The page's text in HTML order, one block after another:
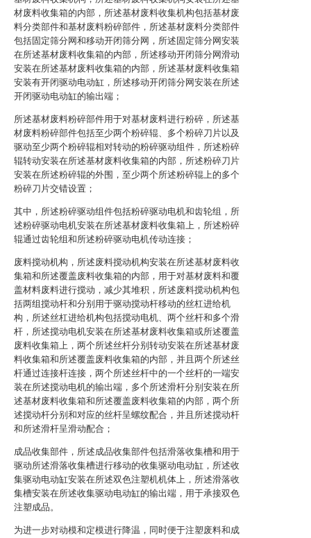
材废料收集箱的内部，所述基材废料收集机构包括基材废
料分类部件和基材废料粉碎部件，所述基材废料分类部件
包括固定筛分网和移动开闭筛分网，所述固定筛分网安装
在所述基材废料收集箱的内部，所述移动开闭筛分网滑动
安装在所述基材废料收集箱的内部，所述基材废料收集箱
安装有开闭驱动电动缸，所述移动开闭筛分网安装在所述
开闭驱动电动缸的输出端；
所述基材废料粉碎部件用于对基材废料进行粉碎，所述基
材废料粉碎部件包括至少两个粉碎辊、多个粉碎刀片以及
驱动至少两个粉碎辊相对转动的粉碎驱动组件，所述粉碎
辊转动安装在所述基材废料收集箱的内部，所述粉碎刀片
安装在所述粉碎辊的外围，至少两个所述粉碎辊上的多个
粉碎刀片交错设置；
其中，所述粉碎驱动组件包括粉碎驱动电机和齿轮组，所
述粉碎驱动电机安装在所述基材废料收集箱上，所述粉碎
辊通过齿轮组和所述粉碎驱动电机传动连接；
废料搅动机构，所述废料搅动机构安装在所述基材废料收
集箱和所述覆盖废料收集箱的内部，用于对基材废料和覆
盖材料废料进行搅动，减少其堆积，所述废料搅动机构包
括两组搅动杆和分别用于驱动搅动杆移动的丝杠进给机
构，所述丝杠进给机构包括搅动电机、两个丝杆和多个滑
杆，所述搅动电机安装在所述基材废料收集箱或所述覆盖
废料收集箱上，两个所述丝杆分别转动安装在所述基材废
料收集箱和所述覆盖废料收集箱的内部，并且两个所述丝
杆通过连接杆连接，两个所述丝杆中的一个丝杆的一端安
装在所述搅动电机的输出端，多个所述滑杆分别安装在所
述基材废料收集箱和所述覆盖废料收集箱的内部，两个所
述搅动杆分别和对应的丝杆呈螺纹配合，并且所述搅动杆
和所述滑杆呈滑动配合；
成品收集部件，所述成品收集部件包括滑落收集槽和用于
驱动所述滑落收集槽进行移动的收集驱动电动缸，所述收
集驱动电动缸安装在所述双色注塑机机体上，所述滑落收
集槽安装在所述收集驱动电动缸的输出端，用于承接双色
注塑成品。
为进一步对动模和定模进行降温，同时便于注塑废料和成